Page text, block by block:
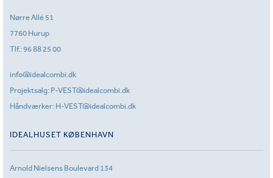
Nørre Allé 51
7760 Hurup
Tlf.:96 88 25 00
info@idealcombi.dk
Projektsalg: P-VEST@idealcombi.dk
Håndværker: H-VEST@idealcombi.dk
IDEALHUSET KØBENHAVN
Arnold Nielsens Boulevard 134